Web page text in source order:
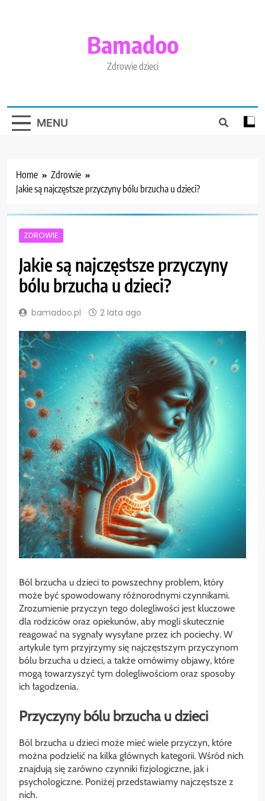
Bamadoo
Zdrowie dzieci
MENU
Home
Zdrowie
Jakie są najczęstsze przyczyny bólu brzucha u dzieci?
ZDROWIE
Jakie są najczęstsze przyczyny
bólu brzucha u dzieci?
bamadoo.pl 2 lata ago
Ból brzucha u dzieci to powszechny problem, który
może być spowodowany różnorodnymi czynnikami.
Zrozumienie przyczyn tego dolegliwości jest kluczowe
dla rodziców oraz opiekunów, aby mogli skutecznie
reagować na sygnały wysyłane przez ich pociechy. W
artykule tym przyjrzymy się najczęstszym przyczynom
bólu brzucha u dzieci, a także omówimy objawy, które
mogą towarzyszyć tym dolegliwościom oraz sposoby
ich łagodzenia.
Przyczyny bólu brzucha u dzieci
Ból brzucha u dzieci może mieć wiele przyczyn, które
można podzielić na kilka głównych kategorii. Wśród nich
znajdują się zarówno czynniki fizjologiczne, jak i
psychologiczne. Poniżej przedstawiamy najczęstsze z
nich.